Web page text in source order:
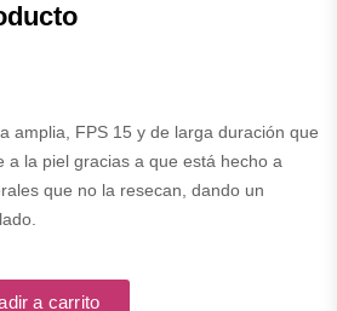
amplia, FPS 15 y de larga duración que
a la piel gracias a que está hecho a
que no la resecan, dando un
liquida, escualeno, mica y sílica.
a carrito